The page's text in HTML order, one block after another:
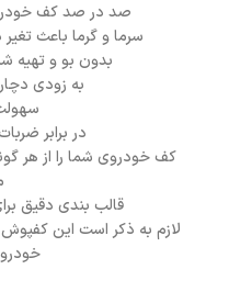
صد در صد کف
سرما و گرما باعث
بدون بو و تهیه
به زودی
در برابر
کف خودروی شما را از هر
قالب بندی دقیق برای
لازم به ذکر است این
خودرو